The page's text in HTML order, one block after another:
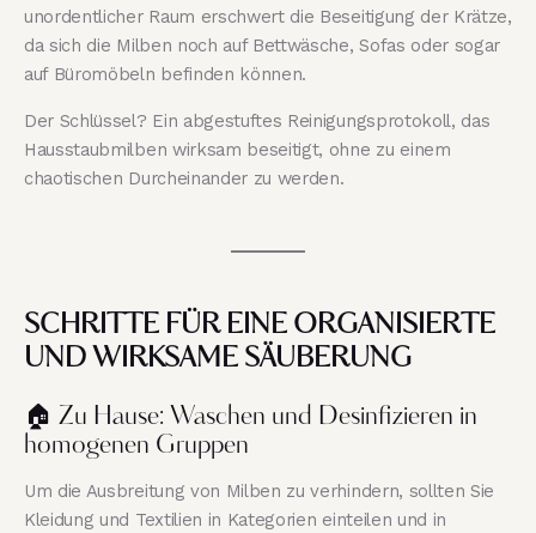
unordentlicher Raum erschwert die Beseitigung der Krätze,
da sich die Milben noch auf Bettwäsche, Sofas oder sogar
auf Büromöbeln befinden können.
Der Schlüssel? Ein abgestuftes Reinigungsprotokoll, das
Hausstaubmilben wirksam beseitigt, ohne zu einem
chaotischen Durcheinander zu werden.
SCHRITTE FÜR EINE ORGANISIERTE
UND WIRKSAME SÄUBERUNG
🏠 Zu Hause: Waschen und Desinfizieren in
homogenen Gruppen
Um die Ausbreitung von Milben zu verhindern, sollten Sie
Kleidung und Textilien in Kategorien einteilen und in